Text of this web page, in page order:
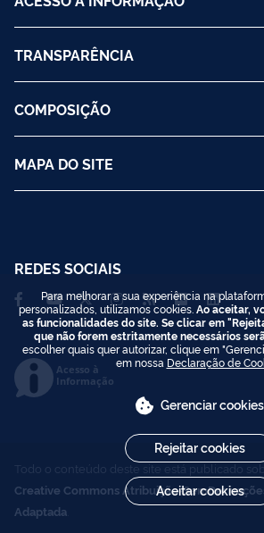
TRANSPARÊNCIA
COMPOSIÇÃO
MAPA DO SITE
REDES SOCIAIS
Acesso à
Informação
Todo o conteúdo deste site está publicado
Creative Commons Atribuição-
Adaptada
Para melhorar a sua experiência na
personalizados, utilizamos cookies. Ao aceitar,
as funcionalidades do site. Se clicar em
que não forem estritamente necessários
escolher quais quer autorizar, clique em
em nossa Declaração de
Gerenciar cookies
Rejeitar cookies
Aceitar cookies